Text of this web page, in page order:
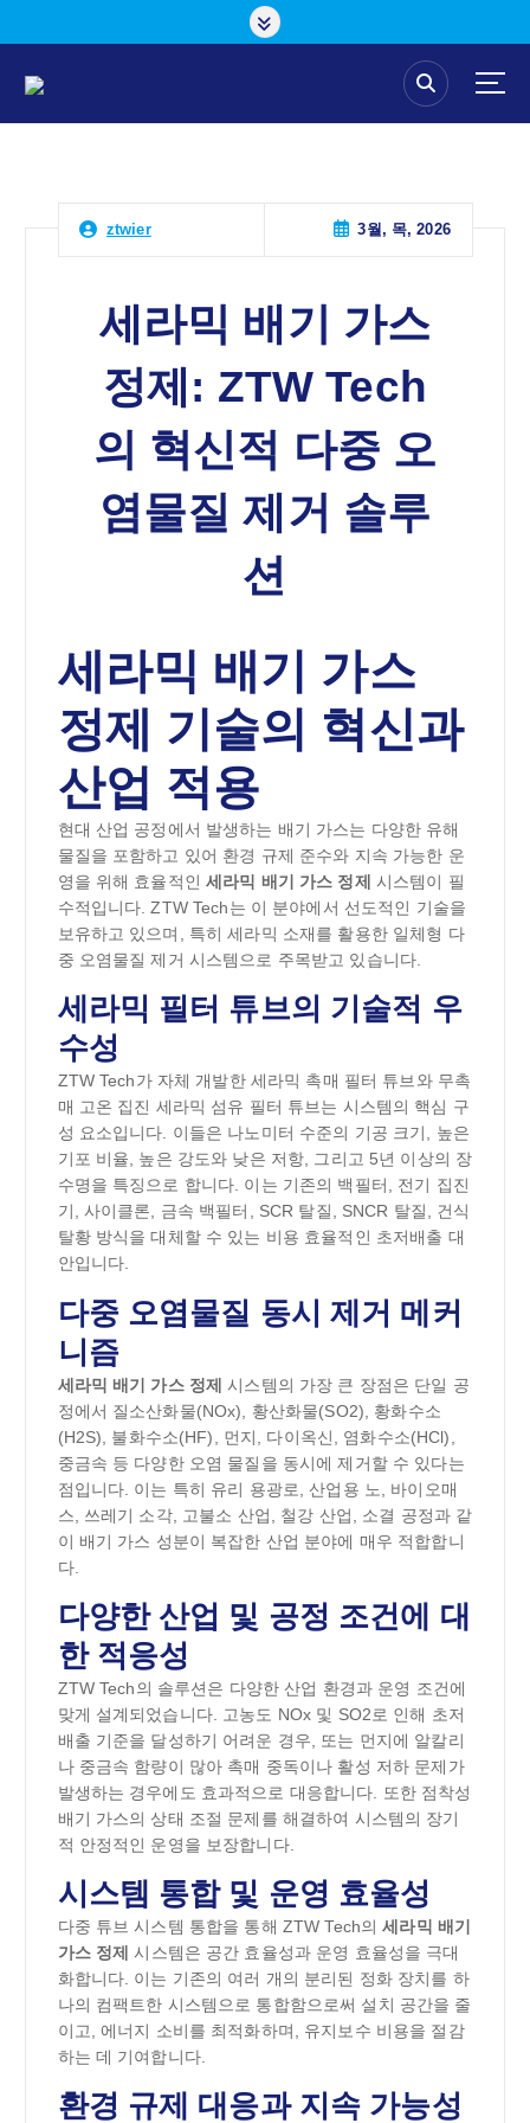
ztwier 3월, 목, 2026
세라믹 배기 가스
정제: ZTW Tech
의 혁신적 다중 오
염물질 제거 솔루
션
세라믹 배기 가스
정제 기술의 혁신과
산업 적용
현대 산업 공정에서 발생하는 배기 가스는 다양한 유해
물질을 포함하고 있어 환경 규제 준수와 지속 가능한 운
영을 위해 효율적인세라믹 배기 가스 정제 시스템이 필
수적입니다. ZTW Tech는 이 분야에서 선도적인 기술을
보유하고 있으며, 특히 세라믹 소재를 활용한 일체형 다
중 오염물질 제거 시스템으로 주목받고 있습니다.
세라믹 필터 튜브의 기술적 우
수성
ZTW Tech가 자체 개발한 세라믹 촉매 필터 튜브와 무촉
매 고온 집진 세라믹 섬유 필터 튜브는 시스템의 핵심 구
성 요소입니다. 이들은 나노미터 수준의 기공 크기, 높은
기포 비율, 높은 강도와 낮은 저항, 그리고 5년 이상의 장
수명을 특징으로 합니다. 이는 기존의 백필터, 전기 집진
기, 사이클론, 금속 백필터, SCR 탈질, SNCR 탈질, 건식
탈황 방식을 대체할 수 있는 비용 효율적인 초저배출 대
안입니다.
다중 오염물질 동시 제거 메커
니즘
세라믹 배기 가스 정제 시스템의 가장 큰 장점은 단일 공
정에서 질소산화물(NOx), 황산화물(SO2), 황화수소
(H2S), 불화수소(HF), 먼지, 다이옥신, 염화수소(HCl),
중금속 등 다양한 오염 물질을 동시에 제거할 수 있다는
점입니다. 이는 특히 유리 용광로, 산업용 노, 바이오매
스, 쓰레기 소각, 고불소 산업, 철강 산업, 소결 공정과 같
이 배기 가스 성분이 복잡한 산업 분야에 매우 적합합니
다.
다양한 산업 및 공정 조건에 대
한 적응성
ZTW Tech의 솔루션은 다양한 산업 환경과 운영 조건에
맞게 설계되었습니다. 고농도 NOx 및 SO2로 인해 초저
배출 기준을 달성하기 어려운 경우, 또는 먼지에 알칼리
나 중금속 함량이 많아 촉매 중독이나 활성 저하 문제가
발생하는 경우에도 효과적으로 대응합니다. 또한 점착성
배기 가스의 상태 조절 문제를 해결하여 시스템의 장기
적 안정적인 운영을 보장합니다.
시스템 통합 및 운영 효율성
다중 튜브 시스템 통합을 통해 ZTW Tech의세라믹 배기
가스 정제 시스템은 공간 효율성과 운영 효율성을 극대
화합니다. 이는 기존의 여러 개의 분리된 정화 장치를 하
나의 컴팩트한 시스템으로 통합함으로써 설치 공간을 줄
이고, 에너지 소비를 최적화하며, 유지보수 비용을 절감
하는 데 기여합니다.
환경 규제 대응과 지속 가능성